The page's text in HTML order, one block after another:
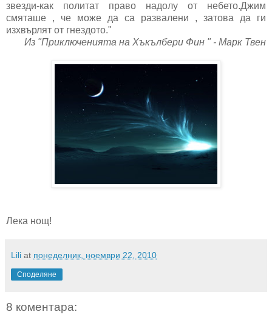
звезди-как политат право надолу от небето.Джим
смяташе , че може да са развалени , затова да ги
изхвърлят от гнездото."
Из "Приключенията на Хъкълбери Фин " - Марк Твен
Лека нощ!
Lili at понеделник, ноември 22, 2010
Споделяне
8 коментара: